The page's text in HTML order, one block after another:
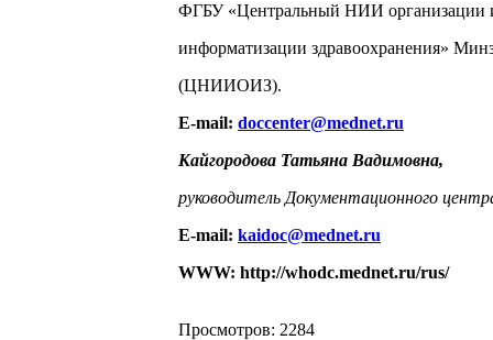
ФГБУ «Центральный НИИ организации
информатизации здравоохранения»
(ЦНИИОИЗ).
E-mail: doccenter@mednet.ru
Кайгородова Татьяна Вадимовна,
руководитель Документационного
E-mail: kaidoc@mednet.ru
WWW: http://whodc.mednet.ru/rus/
Просмотров: 2284